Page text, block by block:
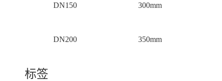
DN150 300mm
DN200 350mm
标签